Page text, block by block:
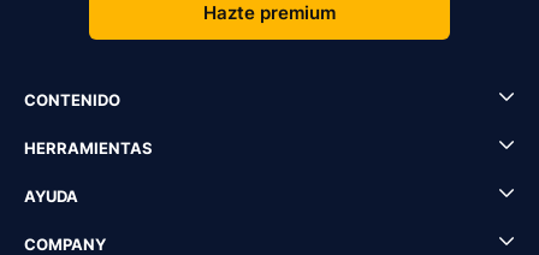
Hazte premium
CONTENIDO
HERRAMIENTAS
AYUDA
COMPANY